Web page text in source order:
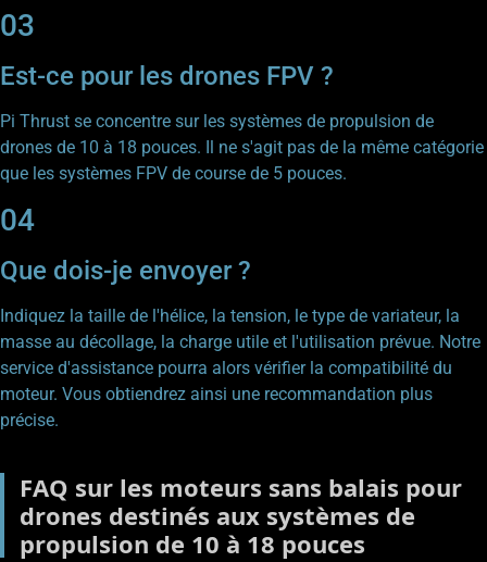
03
Est-ce pour les drones FPV ?
Pi Thrust se concentre sur les systèmes de propulsion de
drones de 10 à 18 pouces. Il ne s'agit pas de la même catégorie
que les systèmes FPV de course de 5 pouces.
04
Que dois-je envoyer ?
Indiquez la taille de l'hélice, la tension, le type de variateur, la
masse au décollage, la charge utile et l'utilisation prévue. Notre
service d'assistance pourra alors vérifier la compatibilité du
moteur. Vous obtiendrez ainsi une recommandation plus
précise.
FAQ sur les moteurs sans balais pour
drones destinés aux systèmes de
propulsion de 10 à 18 pouces